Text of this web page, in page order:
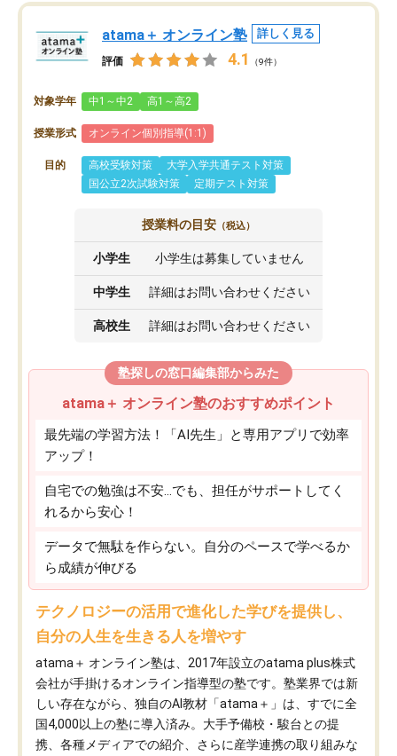
atama＋ オンライン塾 詳しく見る
評価 4.1 （9件）
対象学年 中1～中2 高1～高2
授業形式 オンライン個別指導(1:1)
目的 高校受験対策
大学入学共通テスト対策
国公立2次試験対策
定期テスト対策
授業料の目安 （税込）
小学生 小学生は募集していません
中学生 詳細はお問い合わせください
高校生 詳細はお問い合わせください
塾探しの窓口編集部からみた
atama＋ オンライン塾のおすすめポイント
最先端の学習方法！「AI先生」と専用アプリで効率
アップ！
自宅での勉強は不安…でも、担任がサポートしてく
れるから安心！
データで無駄を作らない。自分のペースで学べるか
ら成績が伸びる
テクノロジーの活用で進化した学びを提供し、
自分の人生を生きる人を増やす
atama＋ オンライン塾は、2017年設立のatama plus株式
会社が手掛けるオンライン指導型の塾です。塾業界では新
しい存在ながら、独自のAI教材「atama＋」は、すでに全
国4,000以上の塾に導入済み。大手予備校・駿台との提
携、各種メディアでの紹介、さらに産学連携の取り組みな